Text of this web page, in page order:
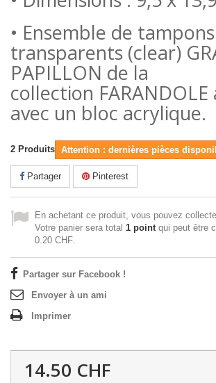
• Ensemble de tampons
transparents (clear)
PAPILLON de la
collection
avec un bloc acrylique.
2 Produits Attention : dernières pièces
Partager Pinterest
En achetant ce produit, vous pouvez
Votre panier sera total 1 pointqui peut être
0.20 CHF.
Partager sur Facebook !
Envoyer à un ami
Imprimer
14.50 CHF